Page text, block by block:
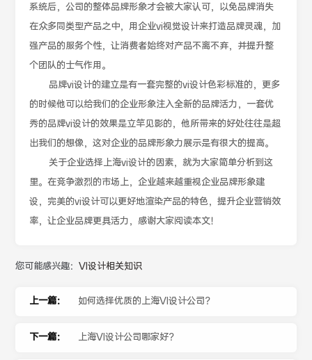
系统后，公司的整体品牌形象才会被大家认可，以免品牌消失
在众多同类型产品之中，用企业vi视觉设计来打造品牌灵魂，加
强产品的服务个性，让消费者始终对产品不离不弃，并提升整
个团队的士气作用。
品牌vi设计的建立是有一套完整的vi设计色彩标准的，更多
的时候他可以给我们的企业形象注入全新的品牌活力，一套优
秀的品牌vi设计的效果是立竿见影的，他所带来的好处往往是超
出我们的想像，这对企业的品牌形象力展示是有很大的提高。
关于企业选择上海vi设计的因素，就为大家简单分析到这
里。在竞争激烈的市场上，企业越来越重视企业品牌形象建
设，完美的vi设计可以更好地渲染产品的特色，提升企业营销效
率，让企业品牌更具活力，感谢大家阅读本文！
您可能感兴趣：VI设计相关知识
上一篇： 如何选择优质的上海VI设计公司？
下一篇： 上海VI设计公司哪家好？